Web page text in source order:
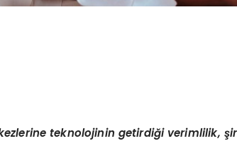
teknolojinin getirdiği verimlilik,